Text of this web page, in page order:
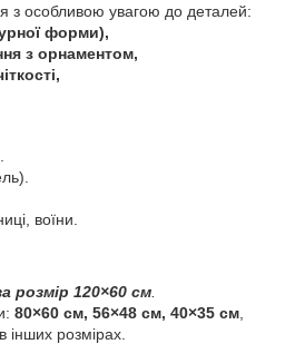
з особливою увагою до деталей:
форми),
з орнаментом,
воїни.
розмір 120×60 см
80×60 см, 56×48 см, 40×35 см
інших розмірах.